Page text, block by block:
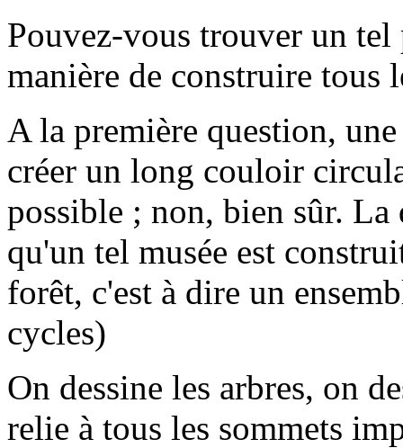
Pouvez-vous trouver un
manière de construire tous
A la première question,
créer un long couloir
possible ; non, bien sûr.
qu'un tel musée est
forêt, c'est à dire un
cycles)
On dessine les arbres, on
relie à tous les sommets